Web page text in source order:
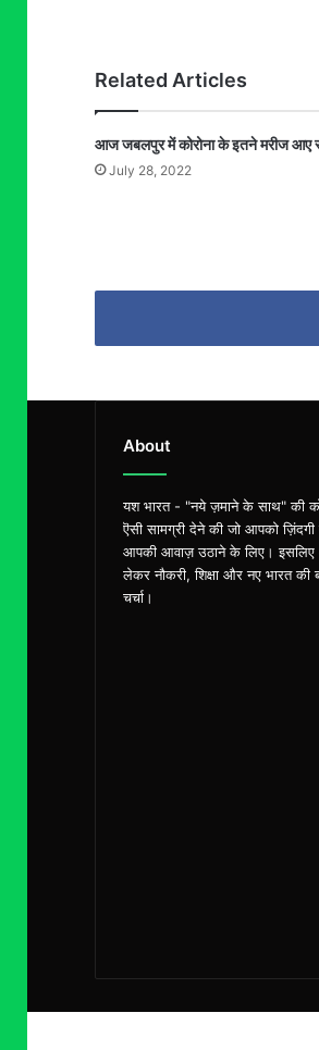
Related Articles
आज जबलपुर में कोरोना के इतने मरीज आए
July 28, 2022
About
यश भारत - "नये ज़माने के साथ" की
ऎसी सामग्री देने की जो आपको
आपकी आवाज़ उठाने के लिए। इसलिए
लेकर नौकरी, शिक्षा और नए भारत की
चर्चा।